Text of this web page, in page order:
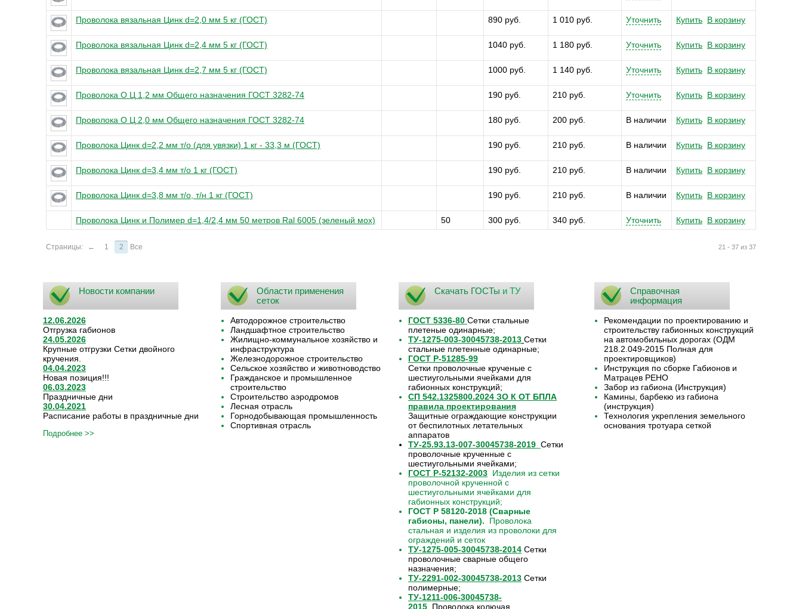
Проволока вязальная Цинк d=2,0 мм 5 кг (ГОСТ) 890 руб. 1 010 руб. Уточнить Купить В корзину
Проволока вязальная Цинк d=2,4 мм 5 кг (ГОСТ) 1040 руб. 1 180 руб. Уточнить Купить В корзину
Проволока вязальная Цинк d=2,7 мм 5 кг (ГОСТ) 1000 руб. 1 140 руб. Уточнить Купить В корзину
Проволока О Ц 1,2 мм Общего назначения ГОСТ 3282-74 190 руб. 210 руб. Уточнить Купить В корзину
Проволока О Ц 2,0 мм Общего назначения ГОСТ 3282-74 180 руб. 200 руб. В наличии Купить В корзину
Проволока Цинк d=2,2 мм т/о (для увязки) 1 кг - 33,3 м (ГОСТ) 190 руб. 210 руб. В наличии Купить В корзину
Проволока Цинк d=3,4 мм т/о 1 кг (ГОСТ) 190 руб. 210 руб. В наличии Купить В корзину
Проволока Цинк d=3,8 мм т/о, т/н 1 кг (ГОСТ) 190 руб. 210 руб. В наличии Купить В корзину
Проволока Цинк и Полимер d=1,4/2,4 мм 50 метров Ral 6005 (зеленый мох) 50 300 руб. 340 руб. Уточнить Купить В корзину
21 - 37 из 37
Страницы: ← 1 2 Все
Новости компании
12.06.2026
Отгрузка габионов
24.05.2026
Крупные отгрузки Сетки двойного
кручения.
04.04.2023
Новая позиция!!!
06.03.2023
Праздничные дни
30.04.2021
Расписание работы в праздничные дни
Подробнее >>
Области применения
сеток
Автодорожное строительство
Ландшафтное строительство
Жилищно-коммунальное хозяйство и
инфраструктура
Железнодорожное строительство
Сельское хозяйство и животноводство
Гражданское и промышленное
строительство
Строительство аэродромов
Лесная отрасль
Горнодобывающая промышленность
Спортивная отрасль
Скачать ГОСТы и ТУ
ГОСТ 5336-80 Сетки стальные
плетеные одинарные;
ТУ-1275-003-30045738-2013 Сетки
стальные плетенные одинарные;
ГОСТ Р-51285-99
Сетки проволочные крученые с
шестиугольными ячейками для
габионных конструкций;
СП 542.1325800.2024 ЗО К ОТ БПЛА
правила проектирования
Защитные ограждающие конструкции
от беспилотных летательных
аппаратов
ТУ-25.93.13-007-30045738-2019 Сетки
проволочные крученные с
шестиугольными ячейками;
ГОСТ Р-52132-2003 Изделия из сетки
проволочной крученной с
шестиугольными ячейками для
габионных конструкций;
ГОСТ Р 58120-2018 (Сварные
габионы, панели). Проволока
стальная и изделия из проволоки для
ограждений и сеток
ТУ-1275-005-30045738-2014 Сетки
проволочные сварные общего
назначения;
ТУ-2291-002-30045738-2013 Сетки
полимерные;
ТУ-1211-006-30045738-
2015 Проволока колючая
Справочная
информация
Рекомендации по проектированию и
строительству габионных конструкций
на автомобильных дорогах (ОДМ
218.2.049-2015 Полная для
проектировщиков)
Инструкция по сборке Габионов и
Матрацев РЕНО
Забор из габиона (Инструкция)
Камины, барбекю из габиона
(инструкция)
Технология укрепления земельного
основания тротуара сеткой